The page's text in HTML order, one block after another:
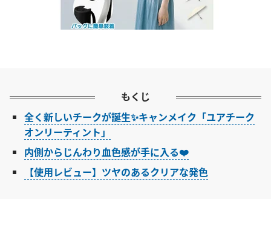
もくじ
全く新しいチークが誕生✨キャンメイク「ユアチーク
オンリーティント」
内側からじんわり血色感が手に入る❤️
【使用レビュー】ツヤのあるクリアな発色